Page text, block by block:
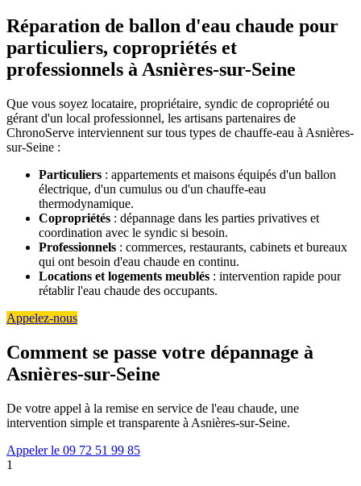
Réparation de ballon d'eau chaude pour
particuliers, copropriétés et
professionnels à Asnières-sur-Seine
Que vous soyez locataire, propriétaire, syndic de copropriété ou
gérant d'un local professionnel, les artisans partenaires de
ChronoServe interviennent sur tous types de chauffe-eau à Asnières-
sur-Seine :
Particuliers : appartements et maisons équipés d'un ballon
électrique, d'un cumulus ou d'un chauffe-eau
thermodynamique.
Copropriétés : dépannage dans les parties privatives et
coordination avec le syndic si besoin.
Professionnels : commerces, restaurants, cabinets et bureaux
qui ont besoin d'eau chaude en continu.
Locations et logements meublés : intervention rapide pour
rétablir l'eau chaude des occupants.
Appelez-nous
Comment se passe votre dépannage à
Asnières-sur-Seine
De votre appel à la remise en service de l'eau chaude, une
intervention simple et transparente à Asnières-sur-Seine.
Appeler le 09 72 51 99 85
1